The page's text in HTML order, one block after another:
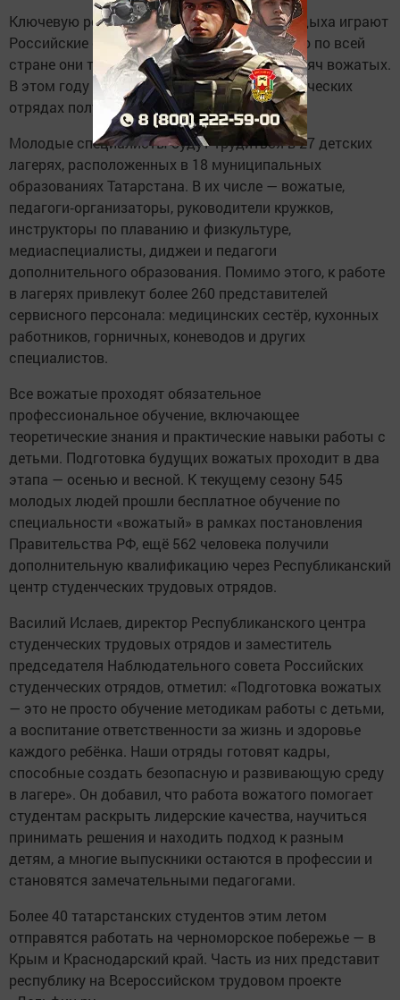
Ключевую роль в организации детского отдыха играют
Российские студенческие отряды: ежегодно по всей
стране они трудоустраивают свыше 60 тысяч вожатых.
В этом году в республике работу в педагогических
отрядах получат 946 студентов.
Молодые специалисты будут трудиться в 27 детских
лагерях, расположенных в 18 муниципальных
образованиях Татарстана. В их числе — вожатые,
педагоги‑организаторы, руководители кружков,
инструкторы по плаванию и физкультуре,
медиаспециалисты, диджеи и педагоги
дополнительного образования. Помимо этого, к работе
в лагерях привлекут более 260 представителей
сервисного персонала: медицинских сестёр, кухонных
работников, горничных, коневодов и других
специалистов.
Все вожатые проходят обязательное
профессиональное обучение, включающее
теоретические знания и практические навыки работы с
детьми. Подготовка будущих вожатых проходит в два
этапа — осенью и весной. К текущему сезону 545
молодых людей прошли бесплатное обучение по
специальности «вожатый» в рамках постановления
Правительства РФ, ещё 562 человека получили
дополнительную квалификацию через Республиканский
центр студенческих трудовых отрядов.
Василий Ислаев, директор Республиканского центра
студенческих трудовых отрядов и заместитель
председателя Наблюдательного совета Российских
студенческих отрядов, отметил: «Подготовка вожатых
— это не просто обучение методикам работы с детьми,
а воспитание ответственности за жизнь и здоровье
каждого ребёнка. Наши отряды готовят кадры,
способные создать безопасную и развивающую среду
в лагере». Он добавил, что работа вожатого помогает
студентам раскрыть лидерские качества, научиться
принимать решения и находить подход к разным
детям, а многие выпускники остаются в профессии и
становятся замечательными педагогами.
Более 40 татарстанских студентов этим летом
отправятся работать на черноморское побережье — в
Крым и Краснодарский край. Часть из них представит
республику на Всероссийском трудовом проекте